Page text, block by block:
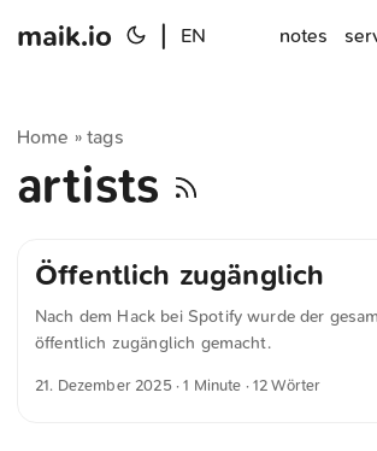
maik.io EN notes
Home »tags
artists
Öffentlich zugänglich
Nach dem Hack bei Spotify wurde der
öffentlich zugänglich gemacht.
21. Dezember 2025 · 1 Minute · 12 Wörter